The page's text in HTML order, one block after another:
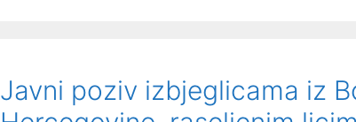
Javni poziv izbjeglicama iz